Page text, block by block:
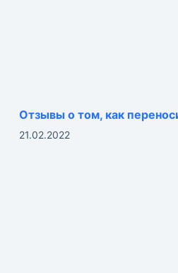
Отзывы о том, как
21.02.2022